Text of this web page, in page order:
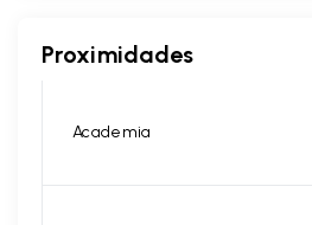
Proximidades
Academia